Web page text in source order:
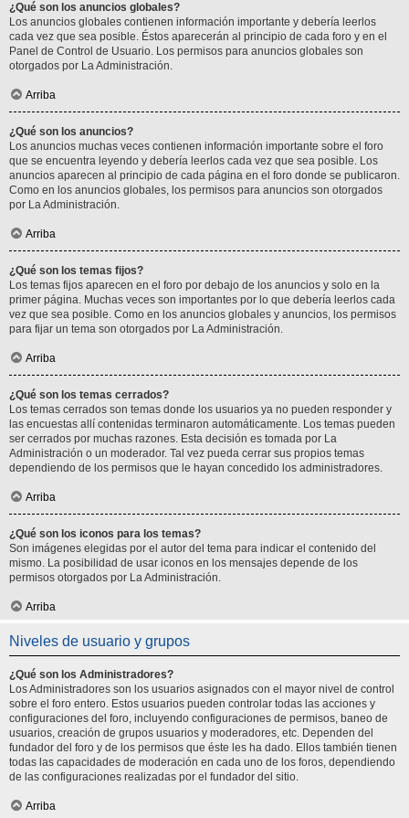
¿Qué son los anuncios globales?
Los anuncios globales contienen información importante y debería leerlos
cada vez que sea posible. Éstos aparecerán al principio de cada foro y en el
Panel de Control de Usuario. Los permisos para anuncios globales son
otorgados por La Administración.
Arriba
¿Qué son los anuncios?
Los anuncios muchas veces contienen información importante sobre el foro
que se encuentra leyendo y debería leerlos cada vez que sea posible. Los
anuncios aparecen al principio de cada página en el foro donde se publicaron.
Como en los anuncios globales, los permisos para anuncios son otorgados
por La Administración.
Arriba
¿Qué son los temas fijos?
Los temas fijos aparecen en el foro por debajo de los anuncios y solo en la
primer página. Muchas veces son importantes por lo que debería leerlos cada
vez que sea posible. Como en los anuncios globales y anuncios, los permisos
para fijar un tema son otorgados por La Administración.
Arriba
¿Qué son los temas cerrados?
Los temas cerrados son temas donde los usuarios ya no pueden responder y
las encuestas allí contenidas terminaron automáticamente. Los temas pueden
ser cerrados por muchas razones. Esta decisión es tomada por La
Administración o un moderador. Tal vez pueda cerrar sus propios temas
dependiendo de los permisos que le hayan concedido los administradores.
Arriba
¿Qué son los iconos para los temas?
Son imágenes elegidas por el autor del tema para indicar el contenido del
mismo. La posibilidad de usar iconos en los mensajes depende de los
permisos otorgados por La Administración.
Arriba
Niveles de usuario y grupos
¿Qué son los Administradores?
Los Administradores son los usuarios asignados con el mayor nivel de control
sobre el foro entero. Estos usuarios pueden controlar todas las acciones y
configuraciones del foro, incluyendo configuraciones de permisos, baneo de
usuarios, creación de grupos usuarios y moderadores, etc. Dependen del
fundador del foro y de los permisos que éste les ha dado. Ellos también tienen
todas las capacidades de moderación en cada uno de los foros, dependiendo
de las configuraciones realizadas por el fundador del sitio.
Arriba